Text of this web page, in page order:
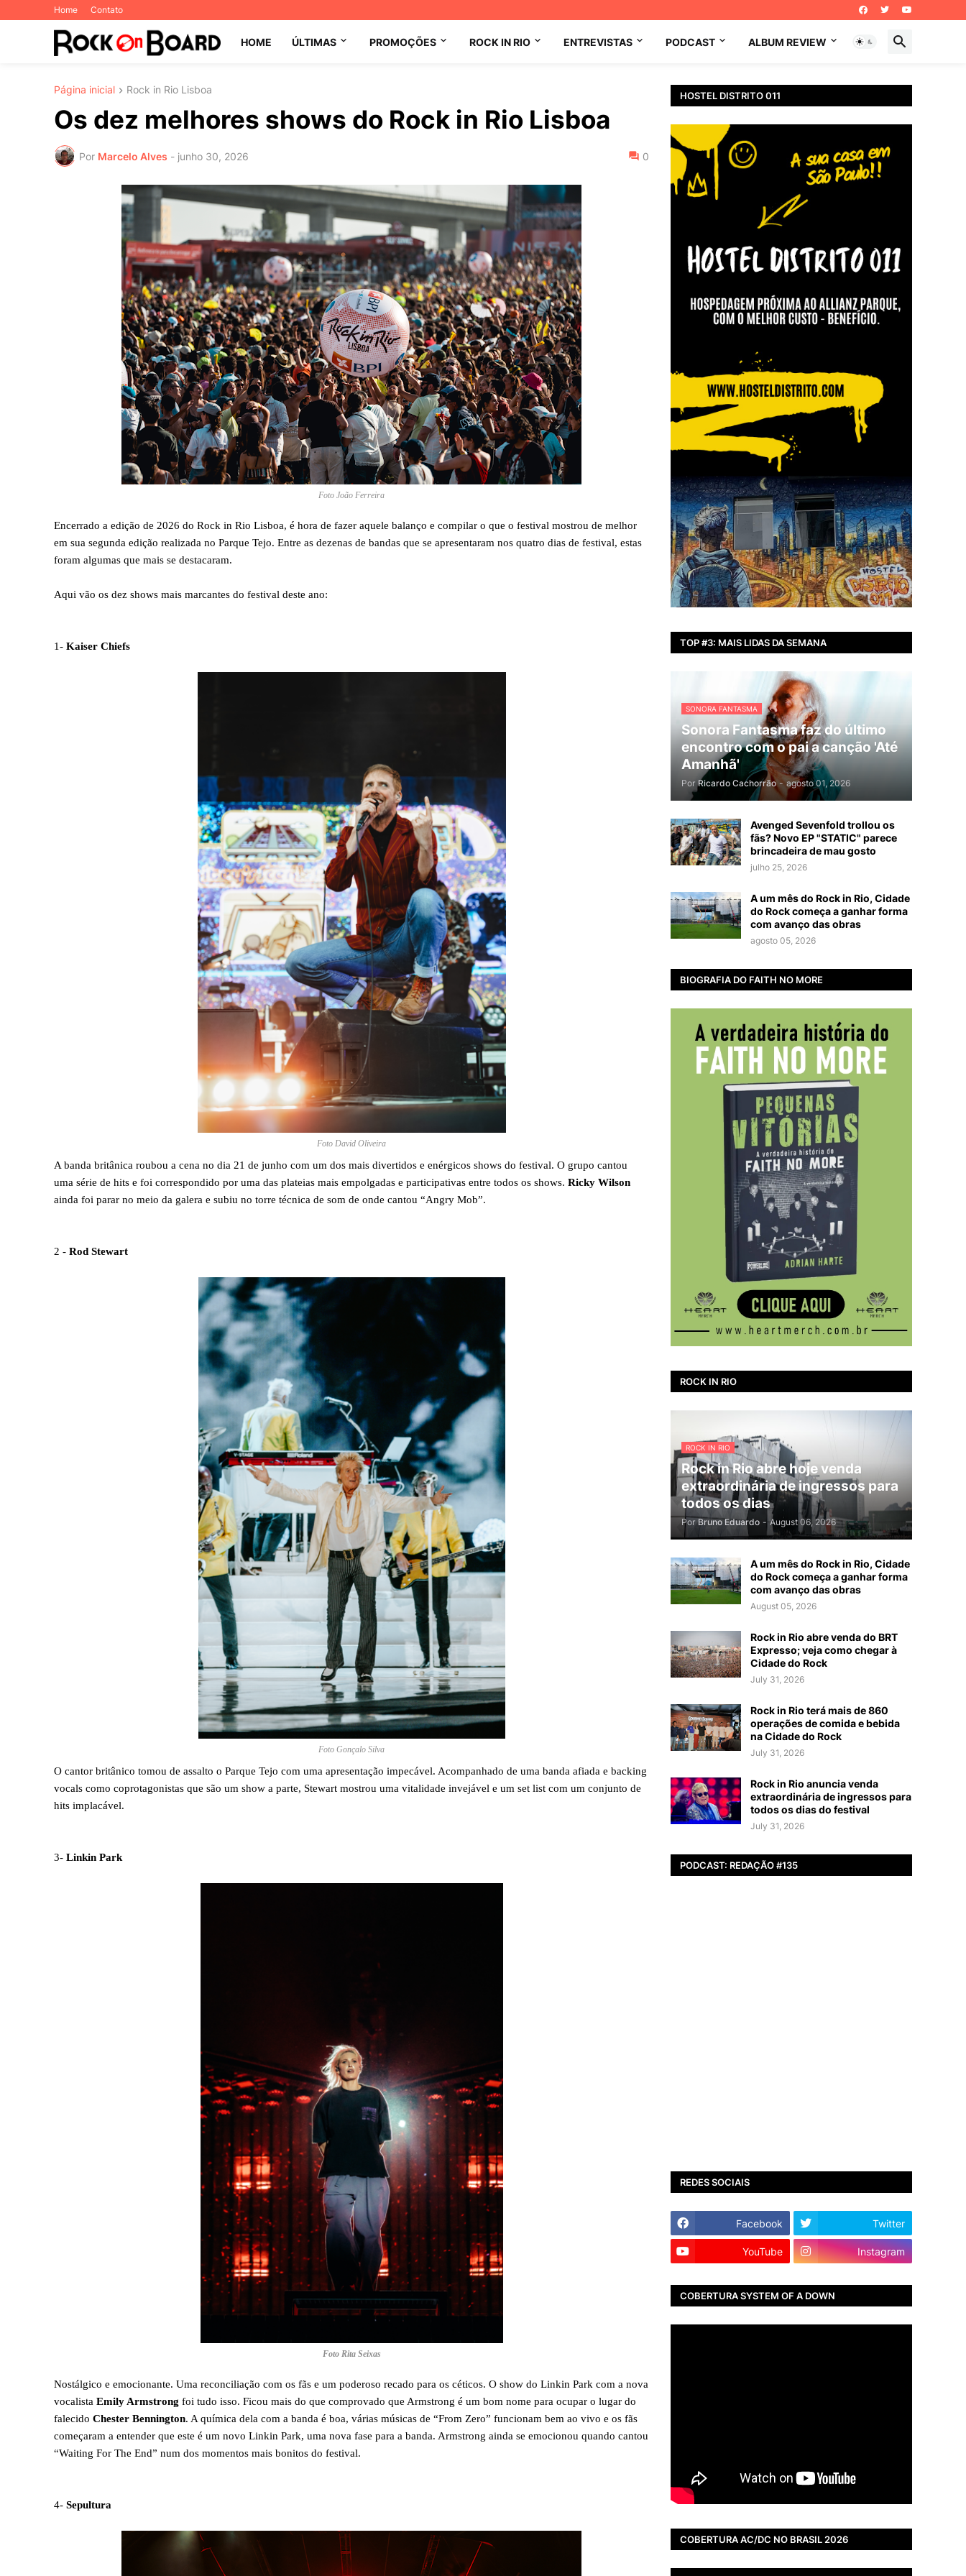
Home Contato
HOME ÚLTIMAS PROMOÇÕES ROCK IN RIO ENTREVISTAS PODCAST ALBUM REVIEW
Página inicial Rock in Rio Lisboa
Os dez melhores shows do Rock in Rio Lisboa
Por Marcelo Alves - junho 30, 2026 0
Foto João Ferreira
Encerrado a edição de 2026 do Rock in Rio Lisboa, é hora de fazer aquele balanço e compilar o que o festival mostrou de melhor
em sua segunda edição realizada no Parque Tejo. Entre as dezenas de bandas que se apresentaram nos quatro dias de festival, estas
foram algumas que mais se destacaram.
Aqui vão os dez shows mais marcantes do festival deste ano:
1- Kaiser Chiefs
Foto David Oliveira
A banda britânica roubou a cena no dia 21 de junho com um dos mais divertidos e enérgicos shows do festival. O grupo cantou
uma série de hits e foi correspondido por uma das plateias mais empolgadas e participativas entre todos os shows. Ricky Wilson
ainda foi parar no meio da galera e subiu no torre técnica de som de onde cantou “Angry Mob”.
2 - Rod Stewart
Foto Gonçalo Silva
O cantor britânico tomou de assalto o Parque Tejo com uma apresentação impecável. Acompanhado de uma banda afiada e backing
vocals como coprotagonistas que são um show a parte, Stewart mostrou uma vitalidade invejável e um set list com um conjunto de
hits implacável.
3- Linkin Park
Foto Rita Seixas
Nostálgico e emocionante. Uma reconciliação com os fãs e um poderoso recado para os céticos. O show do Linkin Park com a nova
vocalista Emily Armstrong foi tudo isso. Ficou mais do que comprovado que Armstrong é um bom nome para ocupar o lugar do
falecido Chester Bennington. A química dela com a banda é boa, várias músicas de “From Zero” funcionam bem ao vivo e os fãs
começaram a entender que este é um novo Linkin Park, uma nova fase para a banda. Armstrong ainda se emocionou quando cantou
“Waiting For The End” num dos momentos mais bonitos do festival.
4- Sepultura
HOSTEL DISTRITO 011
TOP #3: MAIS LIDAS DA SEMANA
SONORA FANTASMA
Sonora Fantasma faz do último
encontro com o pai a canção 'Até
Amanhã'
Por Ricardo Cachorrão - agosto 01, 2026
Avenged Sevenfold trollou os
fãs? Novo EP "STATIC" parece
brincadeira de mau gosto
julho 25, 2026
A um mês do Rock in Rio, Cidade
do Rock começa a ganhar forma
com avanço das obras
agosto 05, 2026
BIOGRAFIA DO FAITH NO MORE
ROCK IN RIO
ROCK IN RIO
Rock in Rio abre hoje venda
extraordinária de ingressos para
todos os dias
Por Bruno Eduardo - August 06, 2026
A um mês do Rock in Rio, Cidade
do Rock começa a ganhar forma
com avanço das obras
August 05, 2026
Rock in Rio abre venda do BRT
Expresso; veja como chegar à
Cidade do Rock
July 31, 2026
Rock in Rio terá mais de 860
operações de comida e bebida
na Cidade do Rock
July 31, 2026
Rock in Rio anuncia venda
extraordinária de ingressos para
todos os dias do festival
July 31, 2026
PODCAST: REDAÇÃO #135
REDES SOCIAIS
Facebook Twitter
YouTube Instagram
COBERTURA SYSTEM OF A DOWN
COBERTURA AC/DC NO BRASIL 2026